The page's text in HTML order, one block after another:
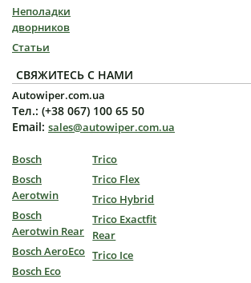
Неполадки
дворников
Статьи
СВЯЖИТЕСЬ С НАМИ
Autowiper.com.ua
Тел.: (+38 067) 100 65 50
Email: sales@autowiper.com.ua
Bosch
Bosch
Aerotwin
Bosch
Aerotwin Rear
Bosch AeroEco
Bosch Eco
Trico
Trico Flex
Trico Hybrid
Trico Exactfit
Rear
Trico Ice